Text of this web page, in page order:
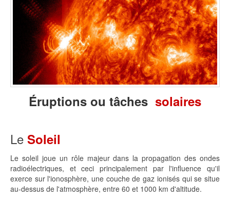
Éruptions ou tâches solaires
Le Soleil
Le soleil joue un rôle majeur dans la propagation des ondes
radioélectriques, et ceci principalement par l'influence qu'il
exerce sur l'ionosphère, une couche de gaz ionisés qui se situe
au-dessus de l'atmosphère, entre 60 et 1000 km d'altitude.